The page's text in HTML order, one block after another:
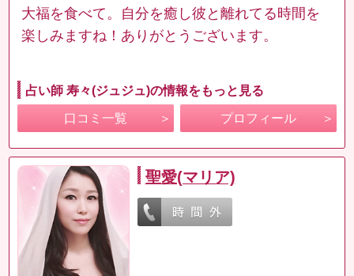
大福を食べて。自分を癒し彼と離れてる時間を
楽しみますね！ありがとうございます。
占い師 寿々(ジュジュ)の情報をもっと見る
口コミ一覧 プロフィール
聖愛(マリア)